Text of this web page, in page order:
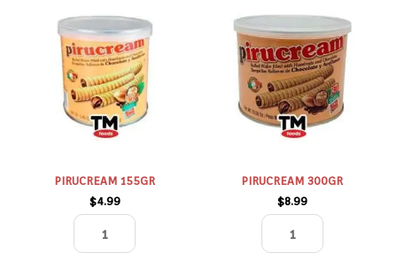
PIRUCREAM 155GR
$4.99
155GR
cantidad
PIRUCREAM 300GR
$8.99
300GR
cantidad